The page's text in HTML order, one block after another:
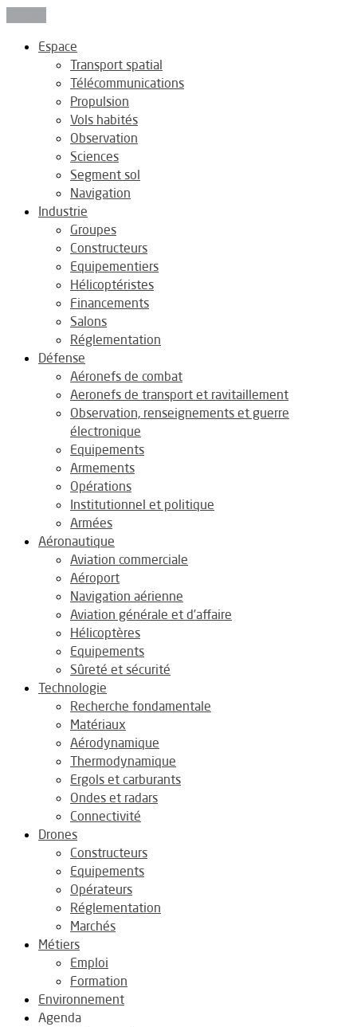
Espace
Transport spatial
Télécommunications
Propulsion
Vols habités
Observation
Sciences
Segment sol
Navigation
Industrie
Groupes
Constructeurs
Equipementiers
Hélicoptéristes
Financements
Salons
Réglementation
Défense
Aéronefs de combat
Aeronefs de transport et ravitaillement
Observation, renseignements et guerre
électronique
Equipements
Armements
Opérations
Institutionnel et politique
Armées
Aéronautique
Aviation commerciale
Aéroport
Navigation aérienne
Aviation générale et d’affaire
Hélicoptères
Equipements
Sûreté et sécurité
Technologie
Recherche fondamentale
Matériaux
Aérodynamique
Thermodynamique
Ergols et carburants
Ondes et radars
Connectivité
Drones
Constructeurs
Equipements
Opérateurs
Réglementation
Marchés
Métiers
Emploi
Formation
Environnement
Agenda